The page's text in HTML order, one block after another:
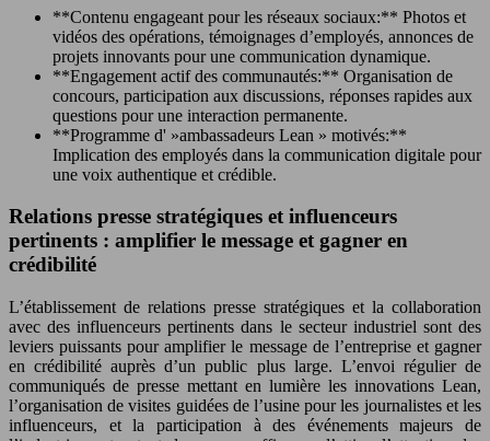
**Contenu engageant pour les réseaux sociaux:** Photos et
vidéos des opérations, témoignages d’employés, annonces de
projets innovants pour une communication dynamique.
**Engagement actif des communautés:** Organisation de
concours, participation aux discussions, réponses rapides aux
questions pour une interaction permanente.
**Programme d' »ambassadeurs Lean » motivés:**
Implication des employés dans la communication digitale pour
une voix authentique et crédible.
Relations presse stratégiques et influenceurs
pertinents : amplifier le message et gagner en
crédibilité
L’établissement de relations presse stratégiques et la collaboration
avec des influenceurs pertinents dans le secteur industriel sont des
leviers puissants pour amplifier le message de l’entreprise et gagner
en crédibilité auprès d’un public plus large. L’envoi régulier de
communiqués de presse mettant en lumière les innovations Lean,
l’organisation de visites guidées de l’usine pour les journalistes et les
influenceurs, et la participation à des événements majeurs de